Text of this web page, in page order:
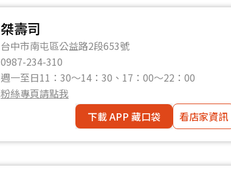
桀壽司
台中市南屯區公益路2段653號
0987-234-310
週一至日11：30〜14：30、17：00〜22：00
粉絲專頁請點我
下載 APP 藏口袋
看店家資訊